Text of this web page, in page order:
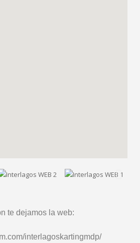
te dejamos la web:
interlagoskartingmdp/